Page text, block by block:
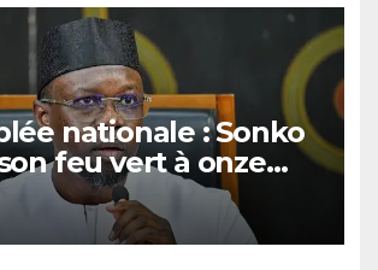
nationale : Sonko
feu vert à onze
majeurs